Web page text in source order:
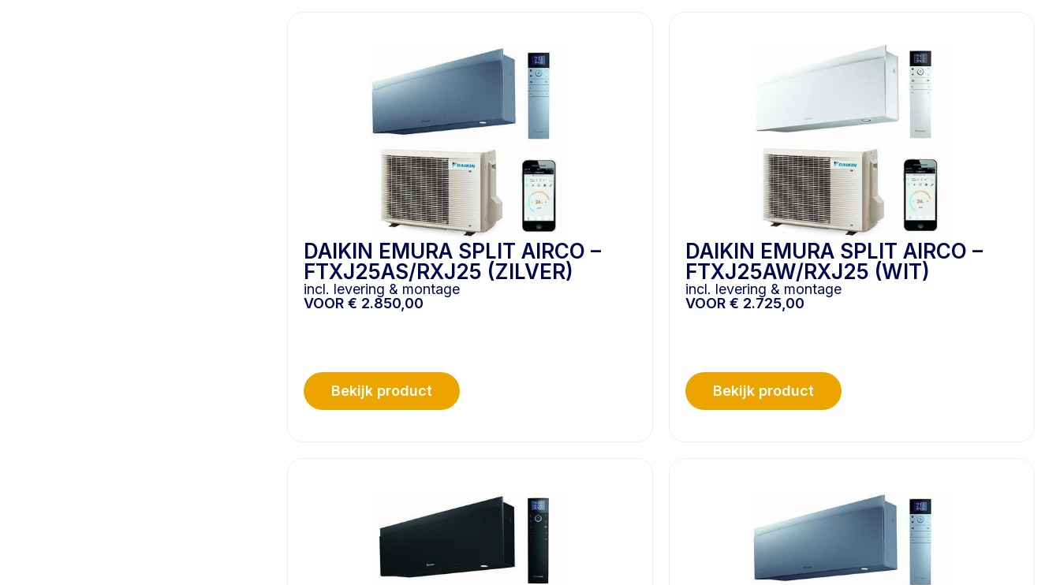
DAIKIN EMURA SPLIT AIRCO –
FTXJ25AS/RXJ25 (ZILVER)
incl. levering & montage
VOOR € 2.850,00
Bekijk product
DAIKIN EMURA SPLIT AIRCO –
FTXJ25AW/RXJ25 (WIT)
incl. levering & montage
VOOR € 2.725,00
Bekijk product